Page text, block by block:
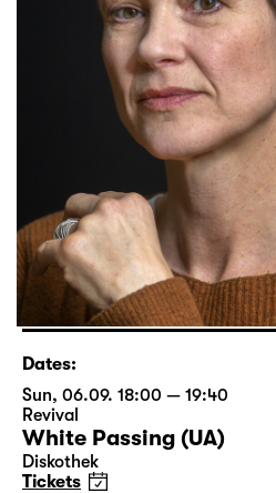
Dates:
Sun, 06.09. 18:00 — 19:40
Revival
White Passing (UA)
Diskothek
Tickets